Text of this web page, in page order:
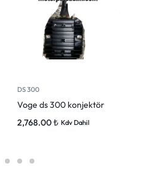
DS 300
Voge ds 300 konjektör
2,768.00₺ Kdv Dahil